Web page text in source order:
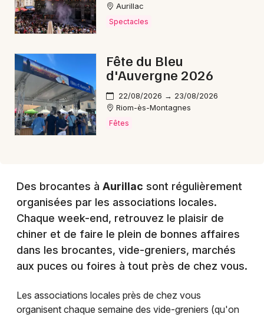
15 - Cantal
Choisir mes départements
Mon email
Je m'abonne
Aurillac
Spectacles
Fête du Bleu
d'Auvergne 2026
22/08/2026 → 23/08/2026
Riom-ès-Montagnes
Fêtes
Des brocantes à Aurillac sont régulièrement
organisées par les associations locales.
Chaque week-end, retrouvez le plaisir de
chiner et de faire le plein de bonnes affaires
dans les brocantes, vide-greniers, marchés
aux puces ou foires à tout près de chez vous.
Les associations locales près de chez vous
organisent chaque semaine des vide-greniers (qu'on